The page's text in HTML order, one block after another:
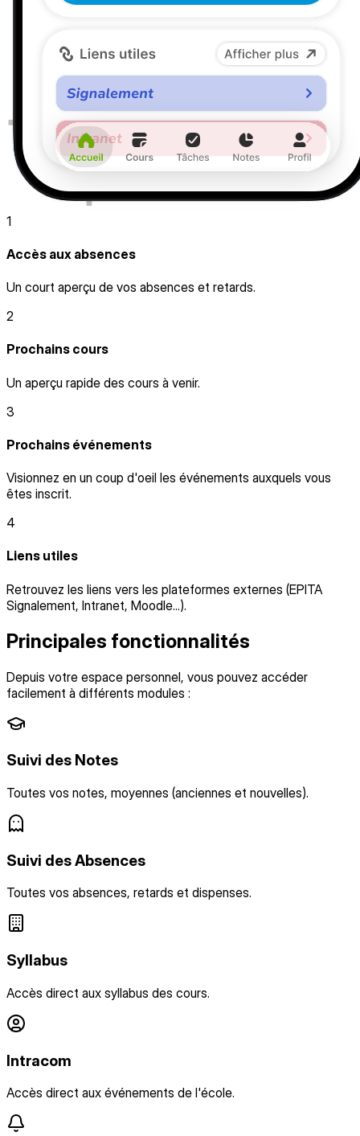
1
Accès aux absences
Un court aperçu de vos absences et retards.
2
Prochains cours
Un aperçu rapide des cours à venir.
3
Prochains événements
Visionnez en un coup d'oeil les événements auxquels vous
êtes inscrit.
4
Liens utiles
Retrouvez les liens vers les plateformes externes (EPITA
Signalement, Intranet, Moodle...).
Principales fonctionnalités
Depuis votre espace personnel, vous pouvez accéder
facilement à différents modules :
Suivi des Notes
Toutes vos notes, moyennes (anciennes et nouvelles).
Suivi des Absences
Toutes vos absences, retards et dispenses.
Syllabus
Accès direct aux syllabus des cours.
Intracom
Accès direct aux événements de l'école.